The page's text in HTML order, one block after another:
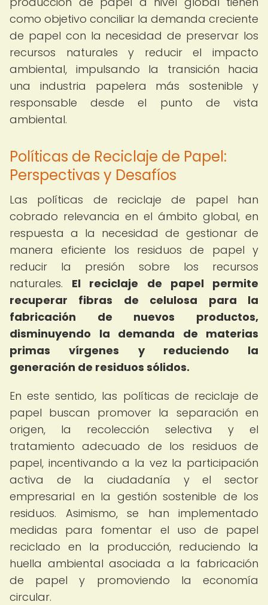
como objetivo conciliar la demanda creciente
de papel con la necesidad de preservar los
recursos naturales y reducir el impacto
ambiental, impulsando la transición hacia
una industria papelera más sostenible y
responsable desde el punto de vista
ambiental.
Políticas de Reciclaje de Papel:
Perspectivas y Desafíos
Las políticas de reciclaje de papel han
cobrado relevancia en el ámbito global, en
respuesta a la necesidad de gestionar de
manera eficiente los residuos de papel y
reducir la presión sobre los recursos
naturales. El reciclaje de papel permite
recuperar fibras de celulosa para la
fabricación de nuevos productos,
disminuyendo la demanda de materias
primas vírgenes y reduciendo la
generación de residuos sólidos.
En este sentido, las políticas de reciclaje de
papel buscan promover la separación en
origen, la recolección selectiva y el
tratamiento adecuado de los residuos de
papel, incentivando a la vez la participación
activa de la ciudadanía y el sector
empresarial en la gestión sostenible de los
residuos. Asimismo, se han implementado
medidas para fomentar el uso de papel
reciclado en la producción, reduciendo la
huella ambiental asociada a la fabricación
de papel y promoviendo la economía
circular.